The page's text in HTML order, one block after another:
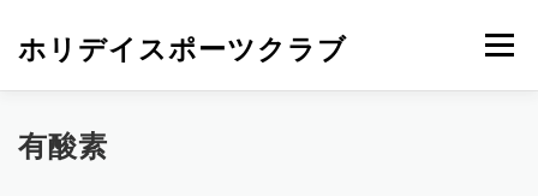
ホリデイスポーツクラブ メニュー
有酸素